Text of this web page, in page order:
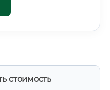
стоимость